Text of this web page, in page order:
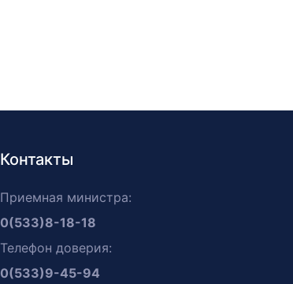
Контакты
Приемная министра:
0(533)8-18-18
Телефон доверия:
0(533)9-45-94